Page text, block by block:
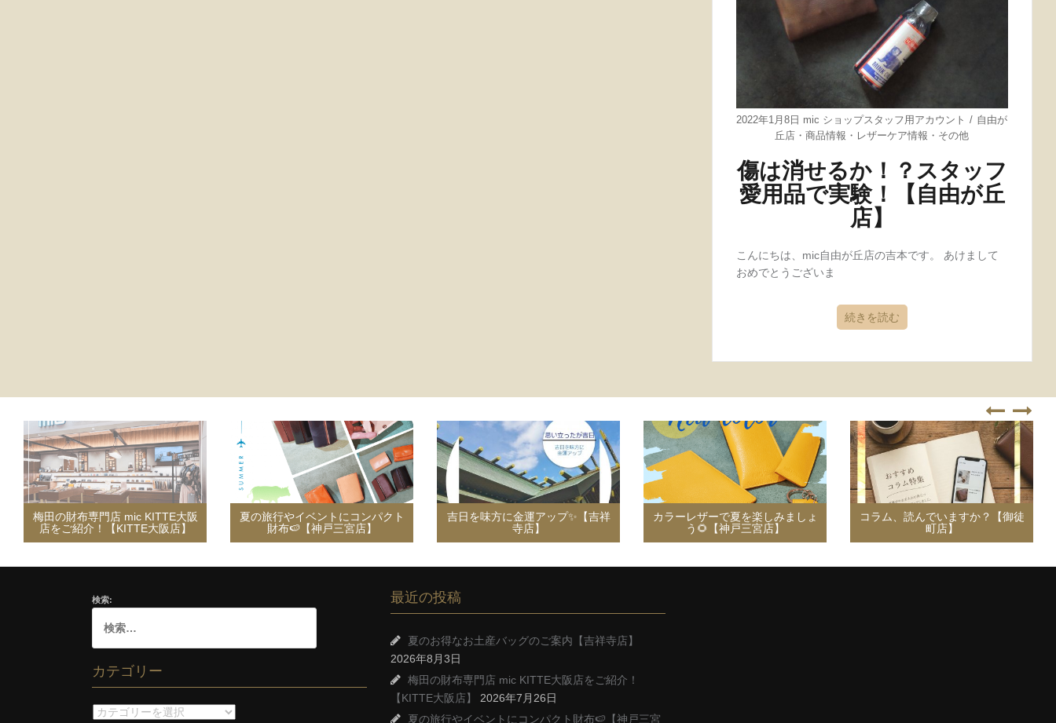
2022年1月8日 mic ショップスタッフ用アカウント
自由が
丘店 ・商品情報 ・ レザーケア情報 ・ その他
傷は消せるか！？スタッフ
愛用品で実験！【自由が丘
店】
こんにちは、mic自由が丘店の吉本です。 あけまして
おめでとうございま
続きを読む
梅田の財布専門店 mic KITTE大阪
店をご紹介！【KITTE大阪店】
夏の旅行やイベントにコンパクト
財布🍉【神戸三宮店】
吉日を味方に金運アップ✨【吉祥
寺店】
カラーレザーで夏を楽しみましょ
う🌻【神戸三宮店】
コラム、読んでいますか？【御徒
町店】
検索:
カテゴリー
カ
最近の投稿
夏のお得なお土産バッグのご案内【吉祥寺店】
2026年8月3日
梅田の財布専門店 mic KITTE大阪店をご紹介！
【KITTE大阪店】
2026年7月26日
夏の旅行やイベントにコンパクト財布🍉【神戸三宮